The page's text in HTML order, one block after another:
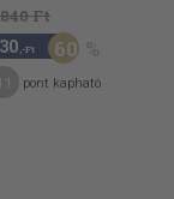
Ft
,-Ft 60
pont kapható